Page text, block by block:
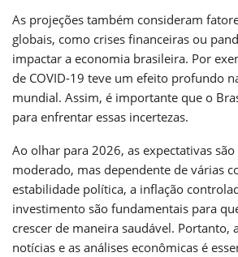
As projeções também consideram
globais, como crises financeiras ou
impactar a economia brasileira. Por
de COVID-19 teve um efeito profundo
mundial. Assim, é importante que o
para enfrentar essas incertezas.
Ao olhar para 2026, as expectativas
moderado, mas dependente de várias
estabilidade política, a inflação
investimento são fundamentais para
crescer de maneira saudável. Portanto,
notícias e as análises econômicas é